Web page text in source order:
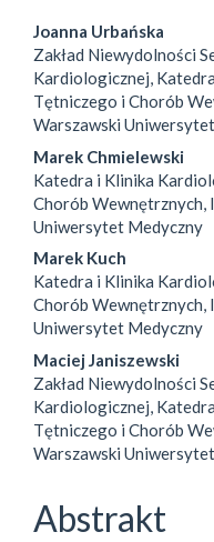
Joanna Urbańska
Zakład Niewydolności
Kardiologicznej,
Tętniczego i Chorób
Warszawski
Marek Chmielewski
Katedra i Klinika
Chorób Wewnętrznych,
Uniwersytet Medyczny
Marek Kuch
Katedra i Klinika
Chorób Wewnętrznych,
Uniwersytet Medyczny
Maciej Janiszewski
Zakład Niewydolności
Kardiologicznej,
Tętniczego i Chorób
Warszawski
Abstrakt